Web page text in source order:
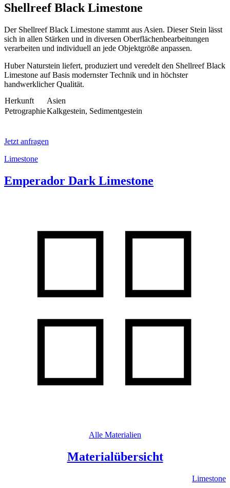
Shellreef Black Limestone
Der Shellreef Black Limestone stammt aus Asien. Dieser Stein lässt
sich in allen Stärken und in diversen Oberflächenbearbeitungen
verarbeiten und individuell an jede Objektgröße anpassen.
Huber Naturstein liefert, produziert und veredelt den Shellreef Black
Limestone auf Basis modernster Technik und in höchster
handwerklicher Qualität.
Herkunft
Asien
PetrographieKalkgestein, Sedimentgestein
Jetzt anfragen
Limestone
Emperador Dark Limestone
Alle Materialien
Materialübersicht
Limestone